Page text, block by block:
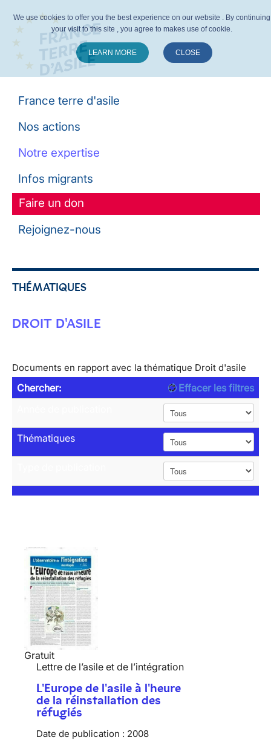
France terre d'asile
Nos actions
Notre expertise
Infos migrants
Faire un don
Rejoignez-nous
THÉMATIQUES
DROIT D'ASILE
Documents en rapport avec la thématique Droit d'asile
Chercher:
Effacer les filtres
Thématiques
Gratuit
Lettre de l’asile et de l’intégration
L'Europe de l'asile à l'heure
de la réinstallation des
réfugiés
Date de publication : 2008
We use cookies to offer you the best experience on our website . By continuing
your visit to this site , you agree to makes use of cookie.
LEARN MORE CLOSE